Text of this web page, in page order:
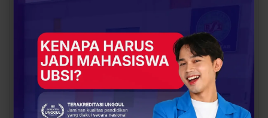
Dari Catatan Manual
Menuju Digital, UBSI
Bantu Bank Sampah
Mawar Burangrang
Kelola…
Dari Sampah Jadi
Rupiah, UBSI Bantu
Bank Sampah Mawar
Burangrang Go Digital
Lewat…